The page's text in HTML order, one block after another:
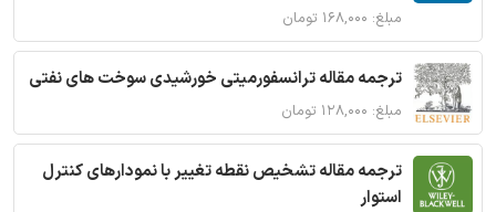
مبلغ: ۱۶۸,۰۰۰ تومان
ترجمه مقاله ترانسفورمیتی خورشیدی سوخت های نفتی
مبلغ: ۱۲۸,۰۰۰ تومان
ترجمه مقاله تشخیص نقطه تغییر با نمودارهای کنترل
استوار